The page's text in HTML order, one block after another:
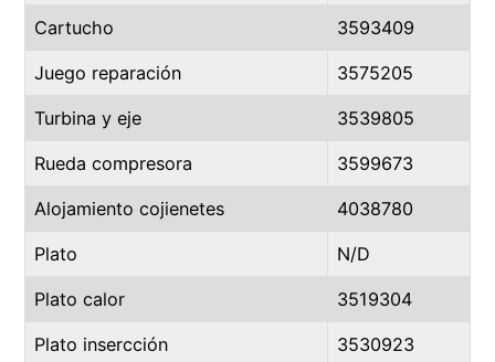
Cartucho 3593409
Juego reparación 3575205
Turbina y eje 3539805
Rueda compresora 3599673
Alojamiento cojienetes 4038780
Plato N/D
Plato calor 3519304
Plato insercción 3530923